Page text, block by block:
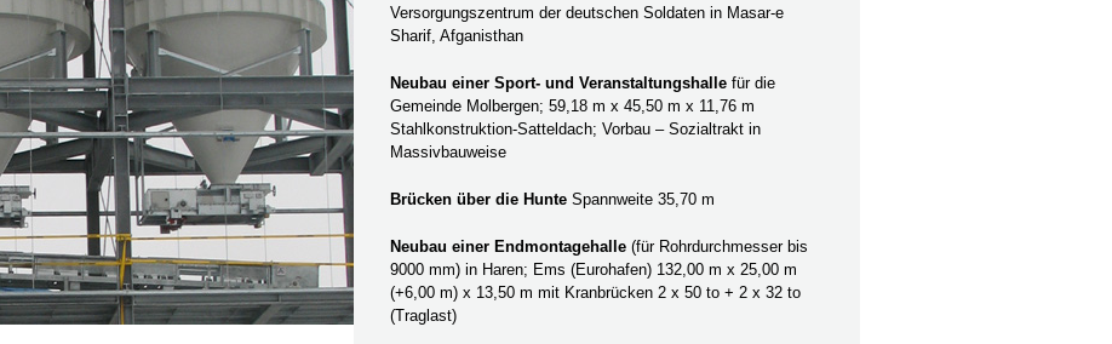
Versorgungszentrum der deutschen Soldaten in Masar-e
Sharif, Afganisthan
Neubau einer Sport- und Veranstaltungshalle für die
Gemeinde Molbergen; 59,18 m x 45,50 m x 11,76 m
Stahlkonstruktion-Satteldach; Vorbau – Sozialtrakt in
Massivbauweise
Brücken über die Hunte Spannweite 35,70 m
Neubau einer Endmontagehalle (für Rohrdurchmesser bis
9000 mm) in Haren; Ems (Eurohafen) 132,00 m x 25,00 m
(+6,00 m) x 13,50 m mit Kranbrücken 2 x 50 to + 2 x 32 to
(Traglast)